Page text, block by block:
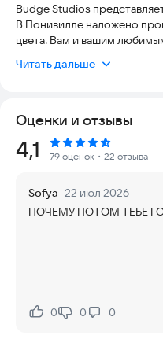
Budge Studios
В Понивилле наложено
цвета. Вам и вашим
радужные способности
Игра полностью безопасна
современных устройств.
требует постоянного
одиночных миссий и
КРАСОЧНОЕ
одной платформе за раз!
Читать дальше
Оценки и отзывы
Рейтинг:
4,1 79 оценок ・22 отзыва
Sofya 22 июл 2026
ПОЧЕМУ ПОТОМ ТЕБЕ
Нравится:
0Не нравится:
0 0